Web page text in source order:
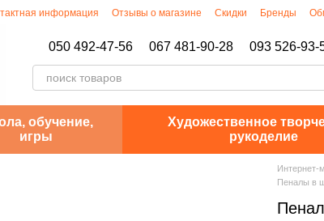
информация Отзывы о магазине Скидки Бренды
050 492-47-56 067 481-90-28 093 526-93-
обучение,
игры
Художественное
рукоделие
Интернет-
Пеналы в